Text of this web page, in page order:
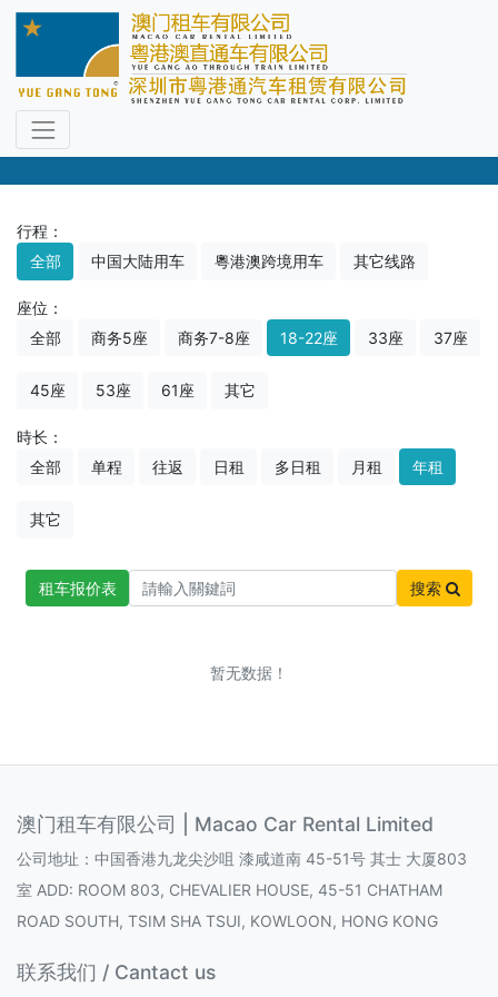
车型选择
尊享专职司机，直通过关免下车
行程：
全部
中国大陆用车 粵港澳跨境用车 其它线路
座位：
全部
商务5座 商务7-8座 18-22座 33座 37座
45座 53座 61座 其它
時长：
全部
单程 往返 日租 多日租 月租 年租
其它
租车报价表 搜索
暂无数据！
澳门租车有限公司 | Macao Car Rental Limited
公司地址：中国香港九龙尖沙咀 漆咸道南 45-51号 其士 大厦803
室 ADD: ROOM 803, CHEVALIER HOUSE, 45-51 CHATHAM
ROAD SOUTH, TSIM SHA TSUI, KOWLOON, HONG KONG
联系我们 / Cantact us